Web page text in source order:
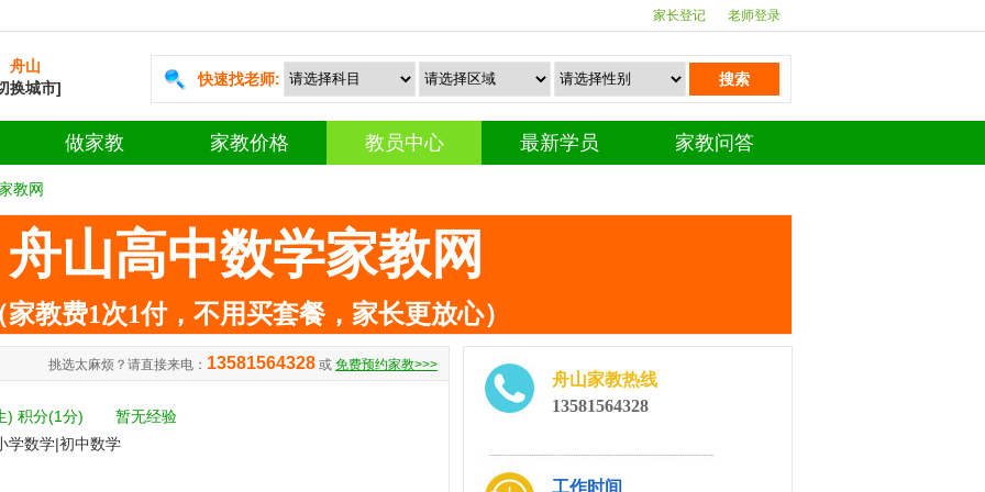
老师登录
家长登记
舟山
换城市]
快速找老师: 搜索
做家教 家教价格 教员中心 最新学员 家教问答
教网
舟山高中数学家教网
家教费1次1付，不用买套餐，家长更放心）
挑选太麻烦？请直接来电： 13581564328 或 免费预约家教>>>
) 积分(1分)
暂无经验
学数学|初中数学
舟山家教热线
13581564328
工作时间